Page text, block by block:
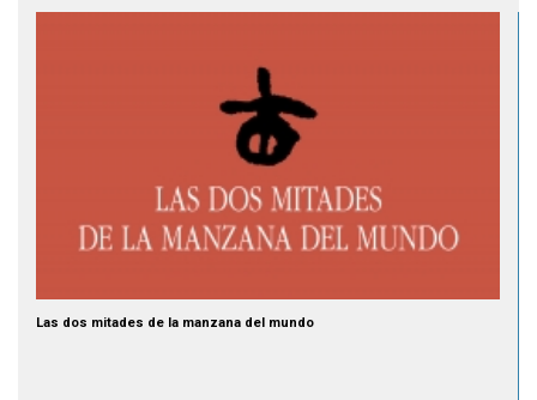
Las dos mitades de la manzana del mundo